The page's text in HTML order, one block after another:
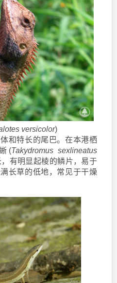
versicolor)
和特长的尾巴。在本港栖
(Takydromus sexlineatus
有明显起棱的鳞片，易于
长草的低地，常见于干燥